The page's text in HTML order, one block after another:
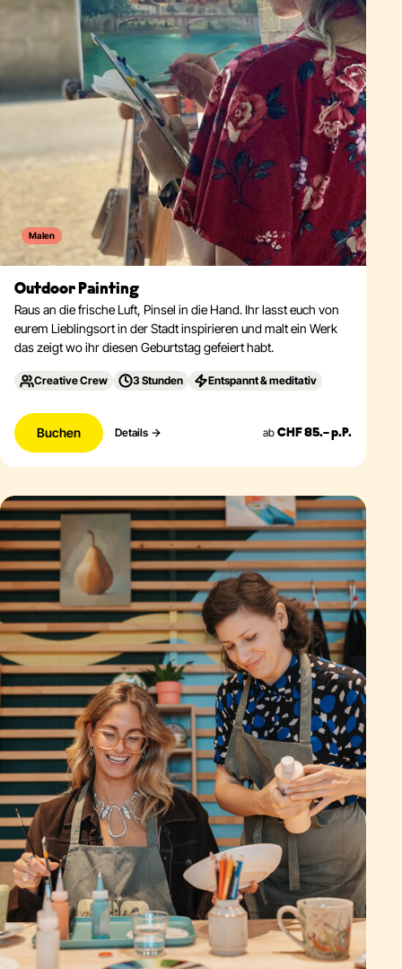
Malen
Outdoor Painting
Raus an die frische Luft, Pinsel in die Hand. Ihr lasst euch von
eurem Lieblingsort in der Stadt inspirieren und malt ein Werk
das zeigt wo ihr diesen Geburtstag gefeiert habt.
Creative Crew 3 Stunden Entspannt & meditativ
Buchen Details ab CHF 85.– p.P.